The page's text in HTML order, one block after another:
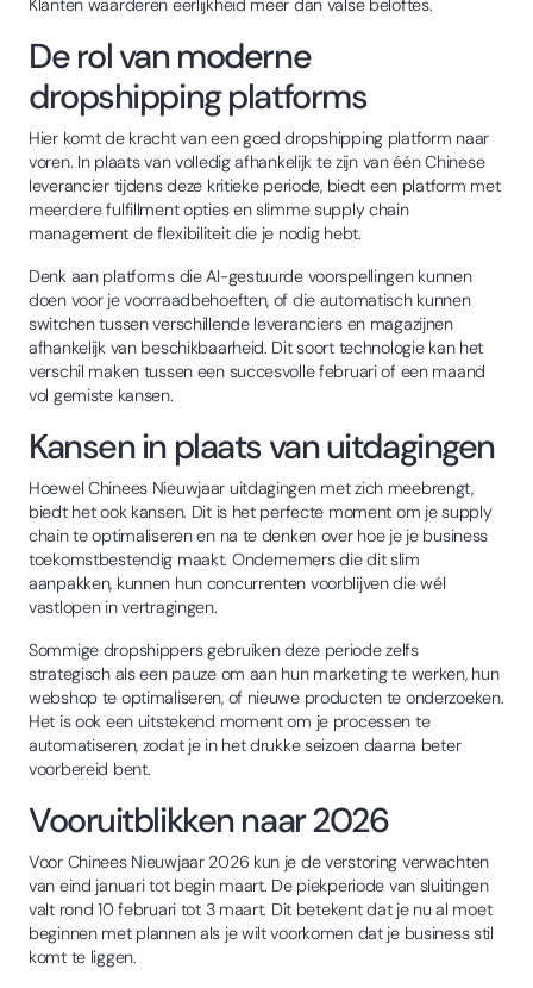
Klanten waarderen eerlijkheid meer dan valse beloftes.
De rol van moderne
dropshipping platforms
Hier komt de kracht van een goed dropshipping platform naar
voren. In plaats van volledig afhankelijk te zijn van één Chinese
leverancier tijdens deze kritieke periode, biedt een platform met
meerdere fulfillment opties en slimme supply chain
management de flexibiliteit die je nodig hebt.
Denk aan platforms die AI-gestuurde voorspellingen kunnen
doen voor je voorraadbehoeften, of die automatisch kunnen
switchen tussen verschillende leveranciers en magazijnen
afhankelijk van beschikbaarheid. Dit soort technologie kan het
verschil maken tussen een succesvolle februari of een maand
vol gemiste kansen.
Kansen in plaats van uitdagingen
Hoewel Chinees Nieuwjaar uitdagingen met zich meebrengt,
biedt het ook kansen. Dit is het perfecte moment om je supply
chain te optimaliseren en na te denken over hoe je je business
toekomstbestendig maakt. Ondernemers die dit slim
aanpakken, kunnen hun concurrenten voorblijven die wél
vastlopen in vertragingen.
Sommige dropshippers gebruiken deze periode zelfs
strategisch als een pauze om aan hun marketing te werken, hun
webshop te optimaliseren, of nieuwe producten te onderzoeken.
Het is ook een uitstekend moment om je processen te
automatiseren, zodat je in het drukke seizoen daarna beter
voorbereid bent.
Vooruitblikken naar 2026
Voor Chinees Nieuwjaar 2026 kun je de verstoring verwachten
van eind januari tot begin maart. De piekperiode van sluitingen
valt rond 10 februari tot 3 maart. Dit betekent dat je nu al moet
beginnen met plannen als je wilt voorkomen dat je business stil
komt te liggen.